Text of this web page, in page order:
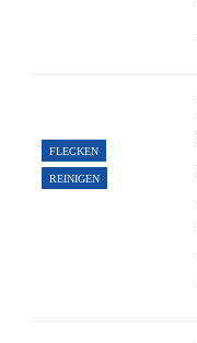
FLECKEN
REINIGEN